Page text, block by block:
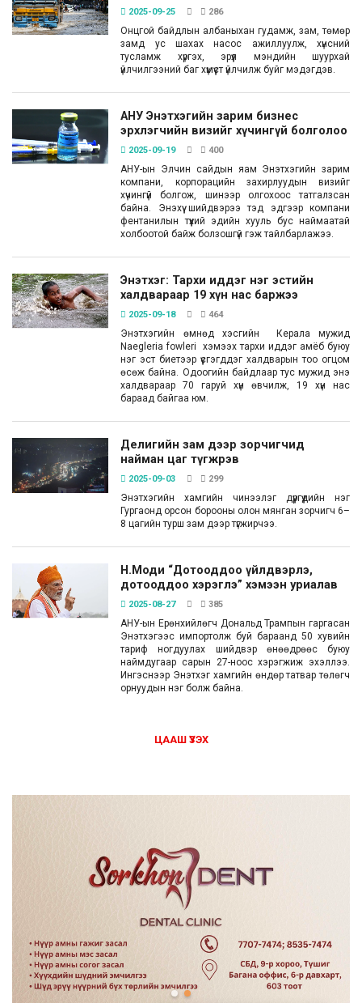
2025-09-25 286
Онцгой байдлын албаныхан гудамж, зам, төмөр
замд ус шахах насос ажиллуулж, хүнсний
тусламж хүргэх, эрүүл мэндийн шуурхай
үйлчилгээний баг хүмүүст үйлчилж буйг мэдэгдэв.
АНУ Энэтхэгийн зарим бизнес
эрхлэгчийн визийг хүчингүй болголоо
2025-09-19 400
АНУ-ын Элчин сайдын яам Энэтхэгийн зарим
компани, корпорацийн захирлуудын визийг
хүчингүй болгож, шинээр олгохоос татгалзсан
байна. Энэхүү шийдвэрээ тэд эдгээр компани
фентанилын түүхий эдийн хууль бус наймаатай
холбоотой байж болзошгүй гэж тайлбарлажээ.
Энэтхэг: Тархи иддэг нэг эстийн
халдвараар 19 хүн нас баржээ
2025-09-18 464
Энэтхэгийн өмнөд хэсгийн Керала мужид
Naegleria fowleri хэмээх тархи иддэг амёб буюу
нэг эст биетээр үүсгэгддэг халдварын тоо огцом
өсөж байна. Одоогийн байдлаар тус мужид энэ
халдвараар 70 гаруй хүн өвчилж, 19 хүн нас
бараад байгаа юм.
Делигийн зам дээр зорчигчид
найман цаг түгжрэв
2025-09-03 299
Энэтхэгийн хамгийн чинээлэг дүүргүүдийн нэг
Гургаонд орсон борооны олон мянган зорчигч 6–
8 цагийн турш зам дээр түгжирчээ.
Н.Моди “Дотооддоо үйлдвэрлэ,
дотооддоо хэрэглэ” хэмээн уриалав
2025-08-27 385
АНУ-ын Ерөнхийлөгч Дональд Трампын гаргасан
Энэтхэгээс импортолж буй бараанд 50 хувийн
тариф ногдуулах шийдвэр өнөөдрөөс буюу
наймдугаар сарын 27-ноос хэрэгжиж эхэллээ.
Ингэснээр Энэтхэг хамгийн өндөр татвар төлөгч
орнуудын нэг болж байна.
ЦААШ ҮЗЭХ